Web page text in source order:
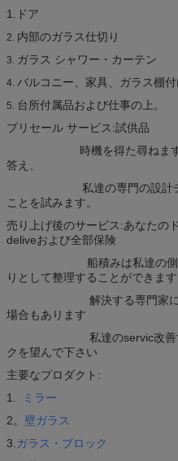
1.ドア
2. 内部のガラス仕切り
3. ガラス シャワー・カーテン
4. バルコニー、家具、ガラス棚付
5. 台所付属品および仕事の上。
プリセール サービス:試供品
時機を得た尋ねま
答え、
私達の専門の設計
ことを試みます。
売り上げ後のサービス:あなたの
deliveおよび全部保険
船積みは私達の
りとして整理することができます
解決する専門家
場合もあります
私達のservic改
クを望んで下さい
主要なプロダクト:
1.
ミラー
2。 壁ガラス
3. ガラス・ブロック